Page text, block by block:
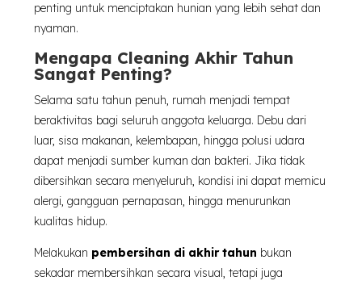
penting untuk menciptakan hunian yang lebih sehat dan
nyaman.
Mengapa Cleaning Akhir Tahun
Sangat Penting?
Selama satu tahun penuh, rumah menjadi tempat
beraktivitas bagi seluruh anggota keluarga. Debu dari
luar, sisa makanan, kelembapan, hingga polusi udara
dapat menjadi sumber kuman dan bakteri. Jika tidak
dibersihkan secara menyeluruh, kondisi ini dapat memicu
alergi, gangguan pernapasan, hingga menurunkan
kualitas hidup.
Melakukan pembersihan di akhir tahun bukan
sekadar membersihkan secara visual, tetapi juga